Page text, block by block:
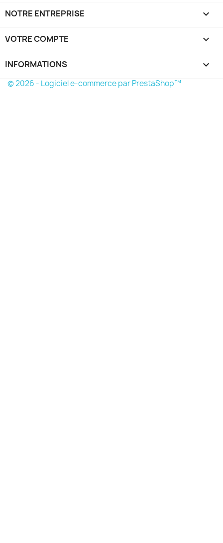
NOTRE ENTREPRISE 
VOTRE COMPTE 
INFORMATIONS keyboard_arrow_down
© 2026 - Logiciel e-commerce par PrestaShop™